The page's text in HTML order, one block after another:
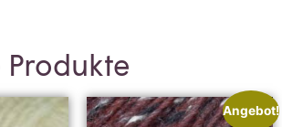
Angebot!